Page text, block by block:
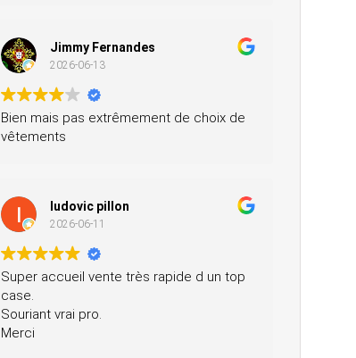
Jimmy Fernandes
2026-06-13
Bien mais pas extrêmement de choix de
vêtements
ludovic pillon
2026-06-11
Super accueil vente très rapide d un top
case.
Souriant vrai pro.
Merci